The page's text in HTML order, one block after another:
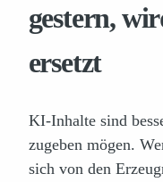
gestern,
ersetzt
KI-Inhalte sind
zugeben mögen.
sich von den